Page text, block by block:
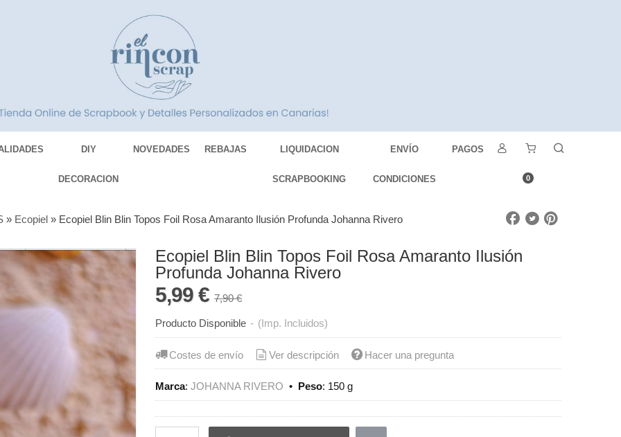
DIY
DECORACION
NOVEDADES REBAJAS LIQUIDACION
SCRAPBOOKING
ENVÍO
CONDICIONES
PAGOS
0
» Ecopiel » Ecopiel Blin Blin Topos Foil Rosa Amaranto Ilusión Profunda Johanna Rivero
Ecopiel Blin Blin Topos Foil Rosa Amaranto Ilusión
Profunda Johanna Rivero
5,99 €7,90 €
Producto Disponible - (Imp. Incluidos)
Costes de envío Ver descripción Hacer una pregunta
Marca:JOHANNA RIVERO • Peso: 150 g